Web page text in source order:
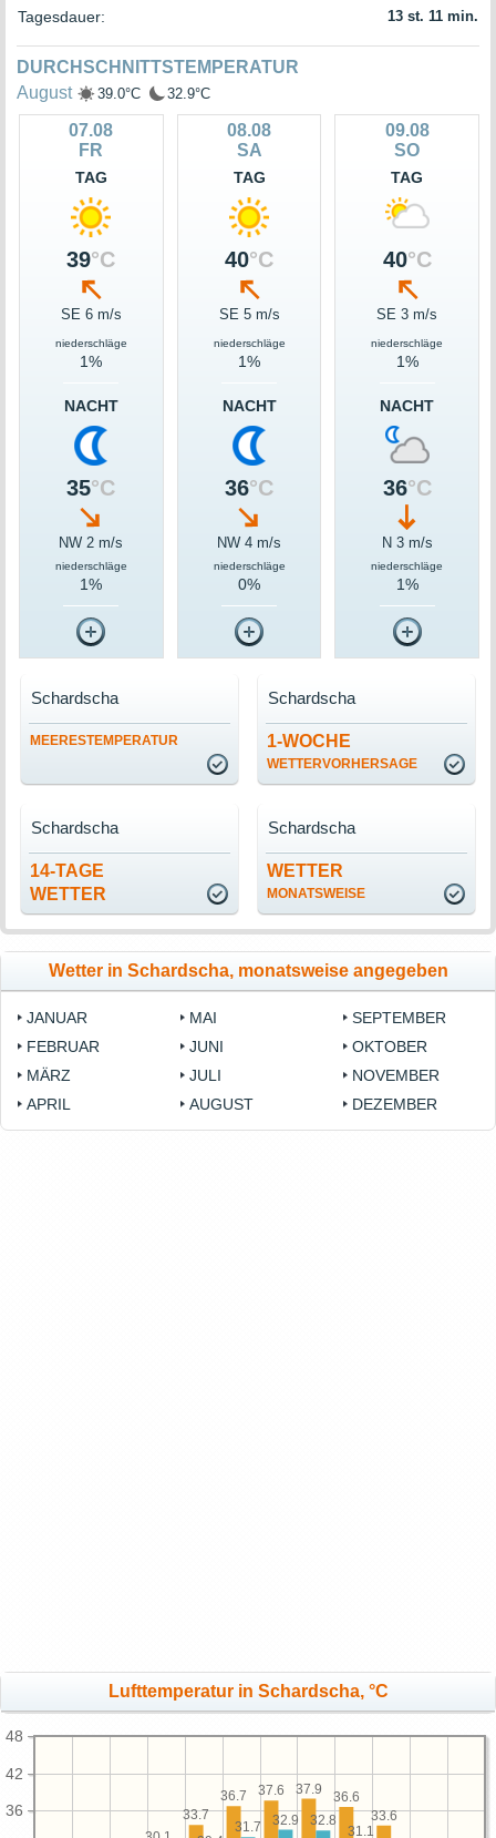
Tagesdauer: 13 st. 11 min.
DURCHSCHNITTSTEMPERATUR
August
39.0°C 32.9°C
07.08
FR
TAG
39°C
SE 6 m/s
niederschläge
1%
NACHT
35°C
NW 2 m/s
niederschläge
1%
08.08
SA
TAG
40°C
SE 5 m/s
niederschläge
1%
NACHT
36°C
NW 4 m/s
niederschläge
0%
09.08
SO
TAG
40°C
SE 3 m/s
niederschläge
1%
NACHT
36°C
N 3 m/s
niederschläge
1%
MEERESTEMPERATUR
Schardscha
1-WOCHE
WETTERVORHERSAGE
Schardscha
14-TAGE
WETTER
Schardscha
WETTER
MONATSWEISE
Schardscha
Wetter in Schardscha, monatsweise angegeben
JANUAR
FEBRUAR
MÄRZ
APRIL
MAI
JUNI
JULI
AUGUST
SEPTEMBER
OKTOBER
NOVEMBER
DEZEMBER
Lufttemperatur in Schardscha, °C
36
42
48
33.6
36.6
37.9
37.6
36.7
33.7
31.1
32.8
32.9
31.7